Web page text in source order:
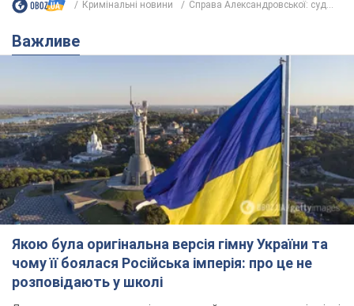
Кримінальні новини Справа Александровської: суд...
Важливе
Якою була оригінальна версія гімну України та
чому її боялася Російська імперія: про це не
розповідають у школі